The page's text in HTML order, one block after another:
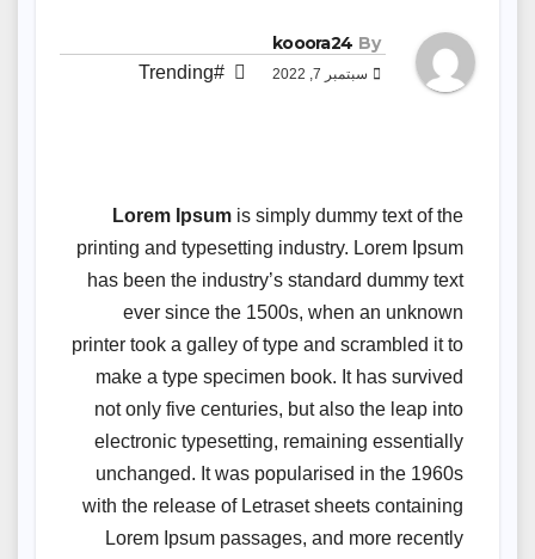
By
kooora24
سبتمبر 7, 2022 #Trending
Lorem Ipsum is simply dummy text of the
printing and typesetting industry. Lorem Ipsum
has been the industry’s standard dummy text
ever since the 1500s, when an unknown
printer took a galley of type and scrambled it to
make a type specimen book. It has survived
not only five centuries, but also the leap into
electronic typesetting, remaining essentially
unchanged. It was popularised in the 1960s
with the release of Letraset sheets containing
Lorem Ipsum passages, and more recently